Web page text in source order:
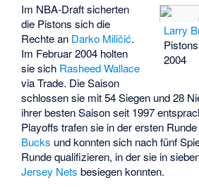
Larry
2004
Im NBA-Draft sicherten
die Pistons sich die
Rechte an Darko Miličić.
Im Februar 2004 holten
sie sich Rasheed Wallace
via Trade. Die Saison
schlossen sie mit 54 Siegen und 28
ihrer besten Saison seit 1997
Playoffs trafen sie in der ersten
Bucks und konnten sich nach fünf
Runde qualifizieren, in der sie in
Jersey Nets besiegen konnten.